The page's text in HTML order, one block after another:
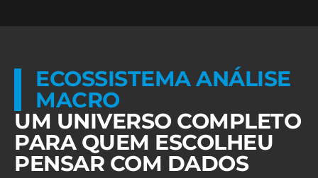
ECOSSISTEMA ANÁLISE
MACRO
UM UNIVERSO COMPLETO
PARA QUEM ESCOLHEU
PENSAR COM DADOS